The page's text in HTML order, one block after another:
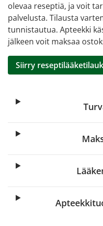
olevaa reseptiä, ja voit
palvelusta. Tilausta
tunnistautua. Apteekki
jälkeen voit maksaa
Siirry